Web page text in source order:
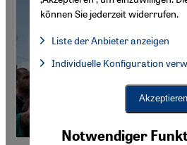
Notwendiger
können Sie jederzeit widerrufen.
Liste der Anbieter anzeigen
Facebook Embed / Facebook
Facebook Embed / Facebook
Google Maps Embed
Individuelle Konfiguration
Akzeptieren